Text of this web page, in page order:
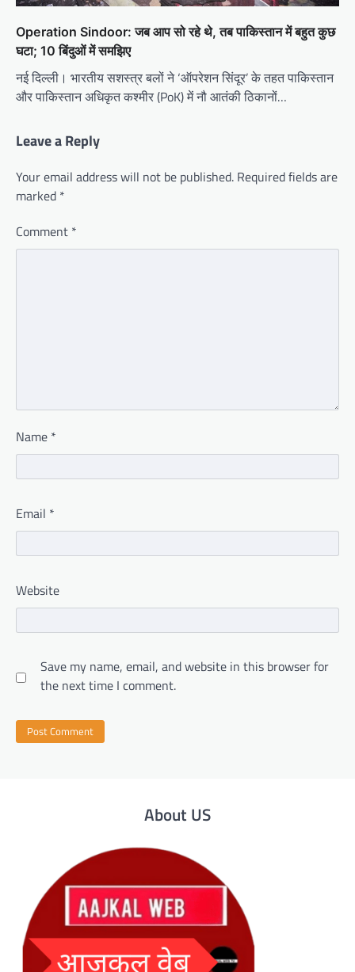
Operation Sindoor: जब आप सो रहे थे, तब पाकिस्तान में बहुत कुछ
घटा; 10 बिंदुओं में समझिए
नई दिल्ली। भारतीय सशस्त्र बलों ने ‘ऑपरेशन सिंदूर’ के तहत पाकिस्तान
और पाकिस्तान अधिकृत कश्मीर (PoK) में नौ आतंकी ठिकानों…
Leave a Reply
Your email address will not be published. Required fields are
marked *
Comment *
Name *
Email *
Website
Save my name, email, and website in this browser for
the next time I comment.
About US